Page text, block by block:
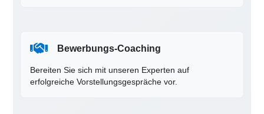
Bewerbungs-Coaching
Bereiten Sie sich mit unseren Experten auf
erfolgreiche Vorstellungsgespräche vor.